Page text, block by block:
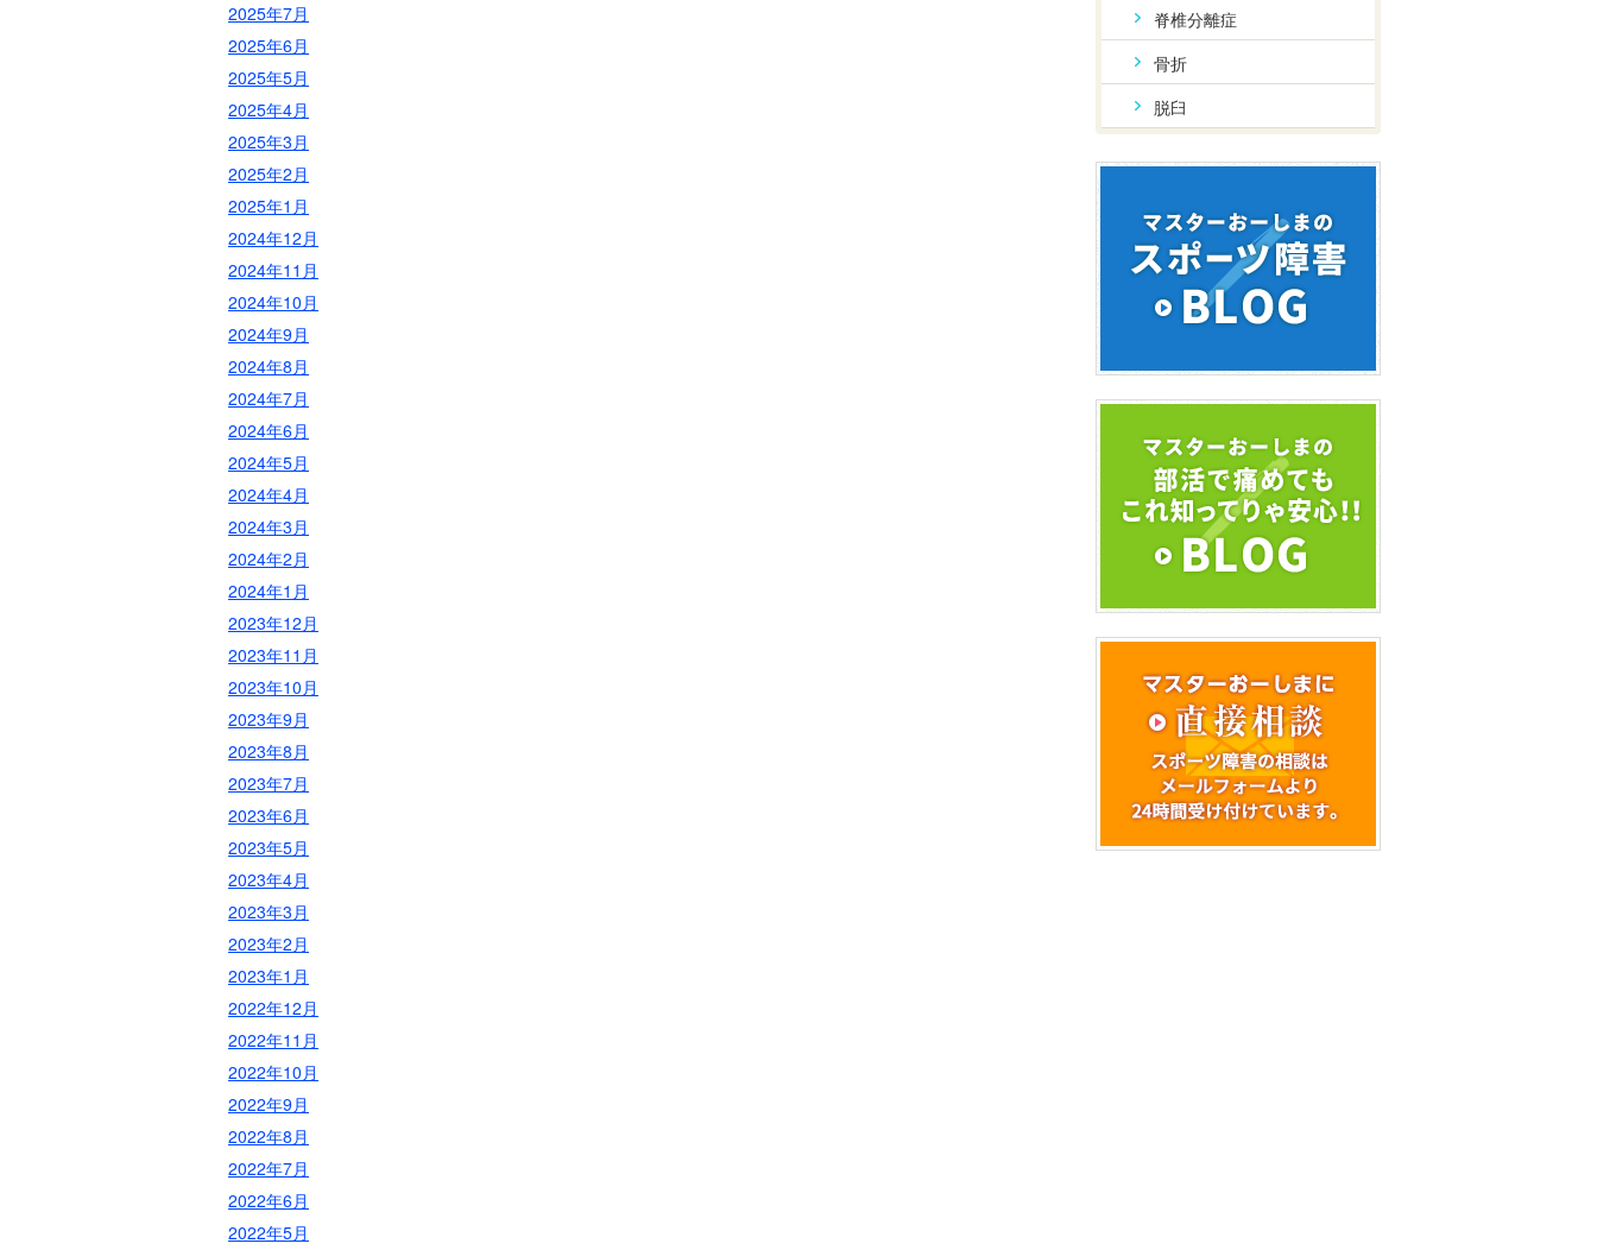
2025年7月
2025年6月
2025年5月
2025年4月
2025年3月
2025年2月
2025年1月
2024年12月
2024年11月
2024年10月
2024年9月
2024年8月
2024年7月
2024年6月
2024年5月
2024年4月
2024年3月
2024年2月
2024年1月
2023年12月
2023年11月
2023年10月
2023年9月
2023年8月
2023年7月
2023年6月
2023年5月
2023年4月
2023年3月
2023年2月
2023年1月
2022年12月
2022年11月
2022年10月
2022年9月
2022年8月
2022年7月
2022年6月
2022年5月
脊椎分離症
骨折
脱臼